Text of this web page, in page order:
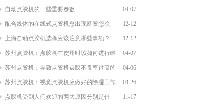
04-07
自动点胶机的一些重要参数
12-12
配合线体的在线式点胶机总出现断胶怎么
12-12
上海自动点胶机选择应该注意哪些事项？
04-07
苏州点胶机：点胶机在使用时该如何进行维
04-06
苏州点胶机：导致点胶机点胶不良率过高的
03-26
苏州点胶机：视觉点胶机应做好的除湿工作
11-17
点胶机受到人们欢迎的两大原因分别是什